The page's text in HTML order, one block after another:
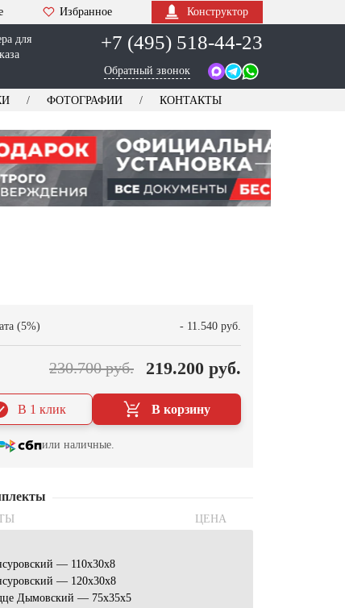
Избранное Конструктор
для
+7 (495) 518-44-23
Обратный звонок
ФОТОГРАФИИ КОНТАКТЫ
(5%) - 11.540 руб.
230.700 руб. 219.200 руб.
В корзину
В 1 клик
или наличные.
ЦЕНА
— 110x30x8
— 120x30x8
Дымовский — 75x35x5